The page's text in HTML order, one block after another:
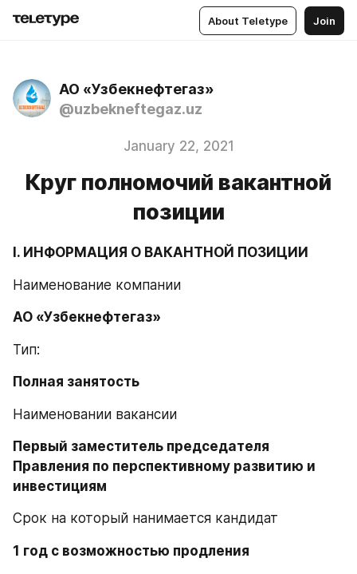
About Teletype Join
АО «Узбекнефтегаз»
@uzbekneftegaz.uz
January 22, 2021
Круг полномочий вакантной
позиции
I. ИНФОРМАЦИЯ О ВАКАНТНОЙ ПОЗИЦИИ
Наименование компании
АО «Узбекнефтегаз»
Тип:
Полная занятость
Наименовании вакансии
Первый заместитель председателя
Правления по перспективному развитию и
инвестициям
Срок на который нанимается кандидат
1 год с возможностью продления